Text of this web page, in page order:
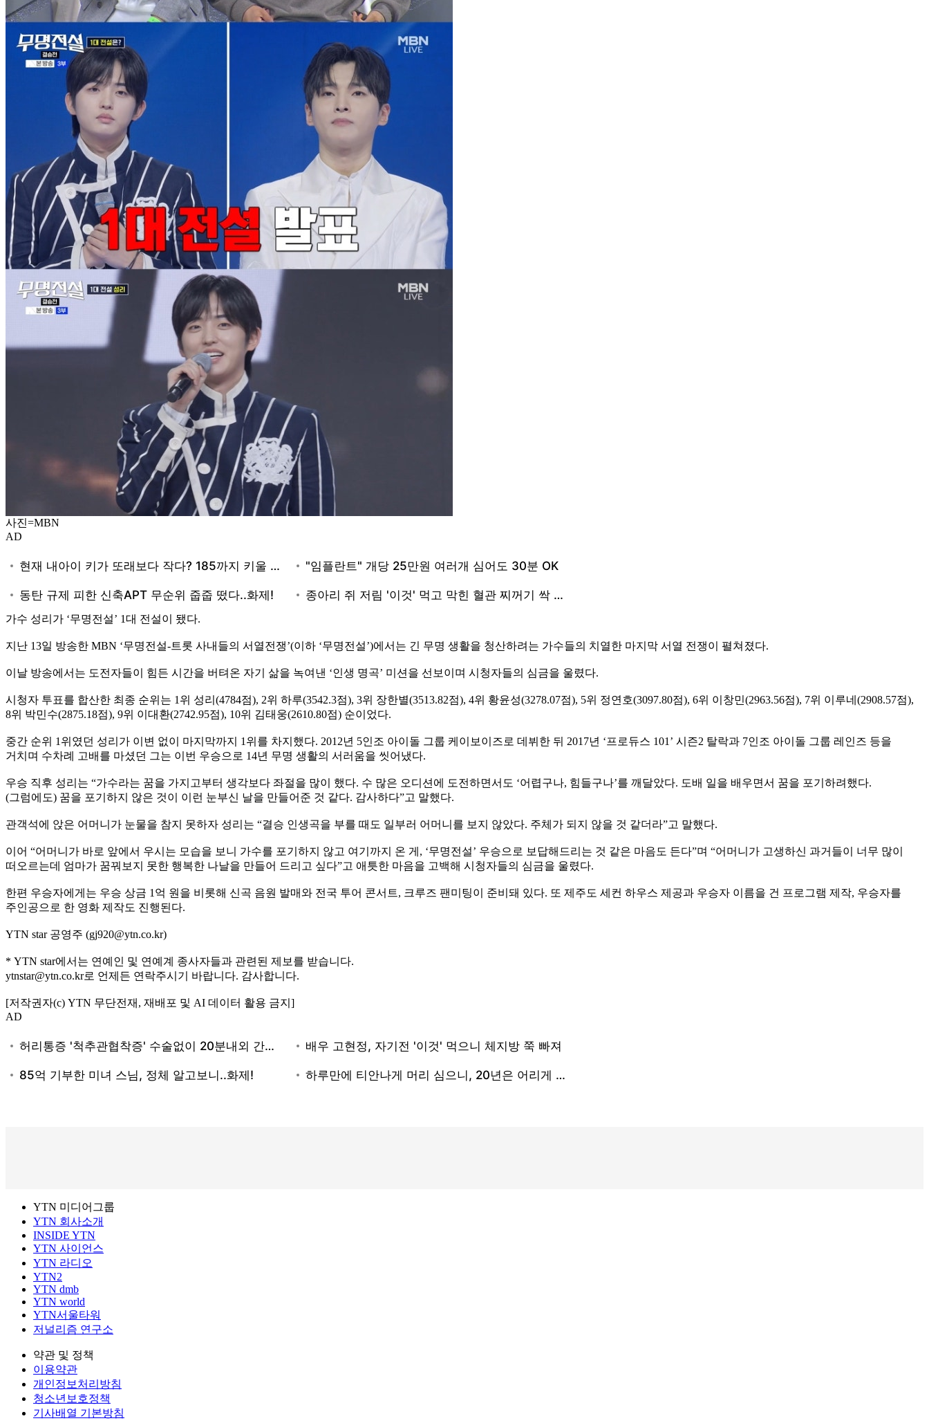
사진=MBN
AD
가수 성리가 ‘무명전설’ 1대 전설이 됐다.
지난 13일 방송한 MBN ‘무명전설-트롯 사내들의 서열전쟁’(이하 ‘무명전설’)에서는 긴 무명 생활을 청산하려는 가수들의 치열한 마지막 서열 전쟁이 펼쳐졌다.
이날 방송에서는 도전자들이 힘든 시간을 버텨온 자기 삶을 녹여낸 ‘인생 명곡’ 미션을 선보이며 시청자들의 심금을 울렸다.
시청자 투표를 합산한 최종 순위는 1위 성리(4784점), 2위 하루(3542.3점), 3위 장한별(3513.82점), 4위 황윤성(3278.07점), 5위 정연호(3097.80점), 6위 이창민(2963.56점), 7위 이루네(2908.57점),
8위 박민수(2875.18점), 9위 이대환(2742.95점), 10위 김태웅(2610.80점) 순이었다.
중간 순위 1위였던 성리가 이변 없이 마지막까지 1위를 차지했다. 2012년 5인조 아이돌 그룹 케이보이즈로 데뷔한 뒤 2017년 ‘프로듀스 101’ 시즌2 탈락과 7인조 아이돌 그룹 레인즈 등을
거치며 수차례 고배를 마셨던 그는 이번 우승으로 14년 무명 생활의 서러움을 씻어냈다.
우승 직후 성리는 “가수라는 꿈을 가지고부터 생각보다 좌절을 많이 했다. 수 많은 오디션에 도전하면서도 ‘어렵구나, 힘들구나’를 깨달았다. 도배 일을 배우면서 꿈을 포기하려했다.
(그럼에도) 꿈을 포기하지 않은 것이 이런 눈부신 날을 만들어준 것 같다. 감사하다”고 말했다.
관객석에 앉은 어머니가 눈물을 참지 못하자 성리는 “결승 인생곡을 부를 때도 일부러 어머니를 보지 않았다. 주체가 되지 않을 것 같더라”고 말했다.
이어 “어머니가 바로 앞에서 우시는 모습을 보니 가수를 포기하지 않고 여기까지 온 게, ‘무명전설’ 우승으로 보답해드리는 것 같은 마음도 든다”며 “어머니가 고생하신 과거들이 너무 많이
떠오르는데 엄마가 꿈꿔보지 못한 행복한 나날을 만들어 드리고 싶다”고 애틋한 마음을 고백해 시청자들의 심금을 울렸다.
한편 우승자에게는 우승 상금 1억 원을 비롯해 신곡 음원 발매와 전국 투어 콘서트, 크루즈 팬미팅이 준비돼 있다. 또 제주도 세컨 하우스 제공과 우승자 이름을 건 프로그램 제작, 우승자를
주인공으로 한 영화 제작도 진행된다.
YTN star 공영주 (gj920@ytn.co.kr)
* YTN star에서는 연예인 및 연예계 종사자들과 관련된 제보를 받습니다.
ytnstar@ytn.co.kr로 언제든 연락주시기 바랍니다. 감사합니다.
[저작권자(c) YTN 무단전재, 재배포 및 AI 데이터 활용 금지]
AD
YTN 미디어그룹
YTN 회사소개
INSIDE YTN
YTN 사이언스
YTN 라디오
YTN2
YTN dmb
YTN world
YTN서울타워
저널리즘 연구소
약관 및 정책
이용약관
개인정보처리방침
청소년보호정책
기사배열 기본방침